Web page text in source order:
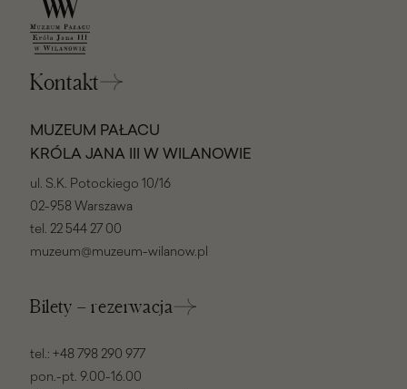
Kontakt
MUZEUM PAŁACU
KRÓLA JANA III W WILANOWIE
ul. S.K. Potockiego 10/16
02-958 Warszawa
tel. 22 544 27 00
muzeum@muzeum-wilanow.pl
Bilety – rezerwacja
tel.: +48 798 290 977
pon.-pt. 9.00-16.00